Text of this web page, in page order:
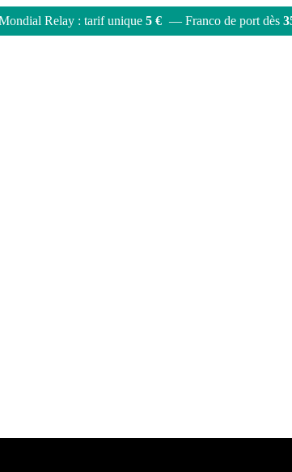
Relay : tarif unique 5 € — Franco de port dès